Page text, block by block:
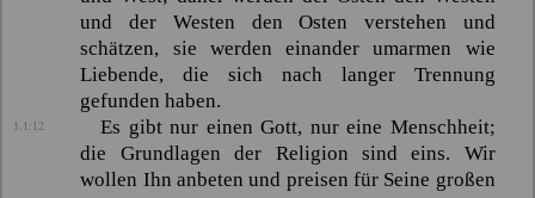
und der Westen den Osten verstehen und
schätzen, sie werden einander umarmen wie
Liebende, die sich nach langer Trennung
gefunden haben.
1.1:12
Es gibt nur einen Gott, nur eine Menschheit;
die Grundlagen der Religion sind eins. Wir
wollen Ihn anbeten und preisen für Seine großen